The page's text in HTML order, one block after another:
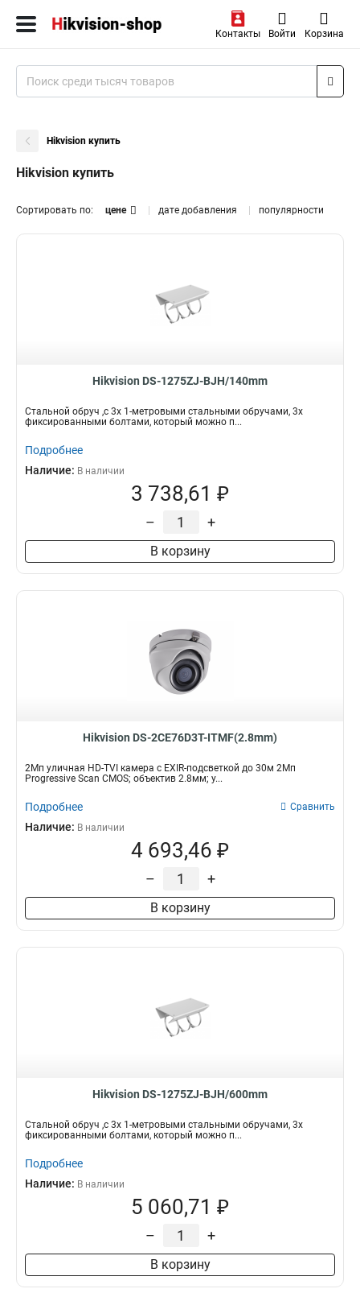
Контакты Войти Корзина
Hikvision купить
Hikvision купить
Сортировать по: цене дате добавления популярности
Hikvision DS-1275ZJ-BJH/140mm
Стальной обруч ,с 3x 1-метровыми стальными обручами, 3x
фиксированными болтами, который можно п...
Подробнее
Наличие: В наличии
3 738,61 ₽
– +
В корзину
Hikvision DS-2CE76D3T-ITMF(2.8mm)
2Мп уличная HD-TVI камера с EXIR-подсветкой до 30м 2Мп
Progressive Scan CMOS; объектив 2.8мм; у...
Подробнее Сравнить
Наличие: В наличии
4 693,46 ₽
– +
В корзину
Hikvision DS-1275ZJ-BJH/600mm
Стальной обруч ,с 3x 1-метровыми стальными обручами, 3x
фиксированными болтами, который можно п...
Подробнее
Наличие: В наличии
5 060,71 ₽
– +
В корзину